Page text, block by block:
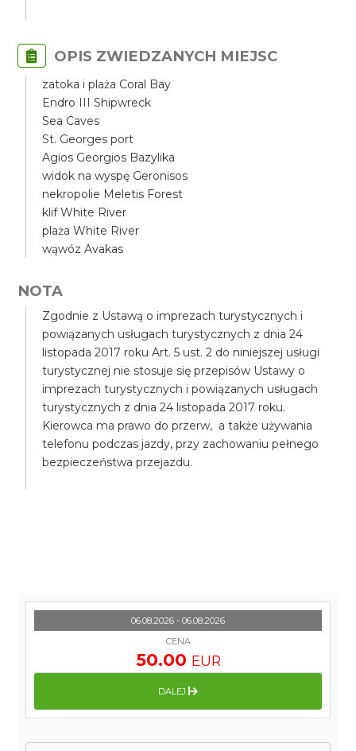
OPIS ZWIEDZANYCH MIEJSC
zatoka i plaża Coral Bay
Endro III Shipwreck
Sea Caves
St. Georges port
Agios Georgios Bazylika
widok na wyspę Geronisos
nekropolie Meletis Forest
klif White River
plaża White River
wąwóz Avakas
NOTA
Zgodnie z Ustawą o imprezach turystycznych i
powiązanych usługach turystycznych z dnia 24
listopada 2017 roku Art. 5 ust. 2 do niniejszej usługi
turystycznej nie stosuje się przepisów Ustawy o
imprezach turystycznych i powiązanych usługach
turystycznych z dnia 24 listopada 2017 roku.
Kierowca ma prawo do przerw, a także używania
telefonu podczas jazdy, przy zachowaniu pełnego
bezpieczeństwa przejazdu.
06.08.2026 - 06.08.2026
CENA
50.00 EUR
DALEJ